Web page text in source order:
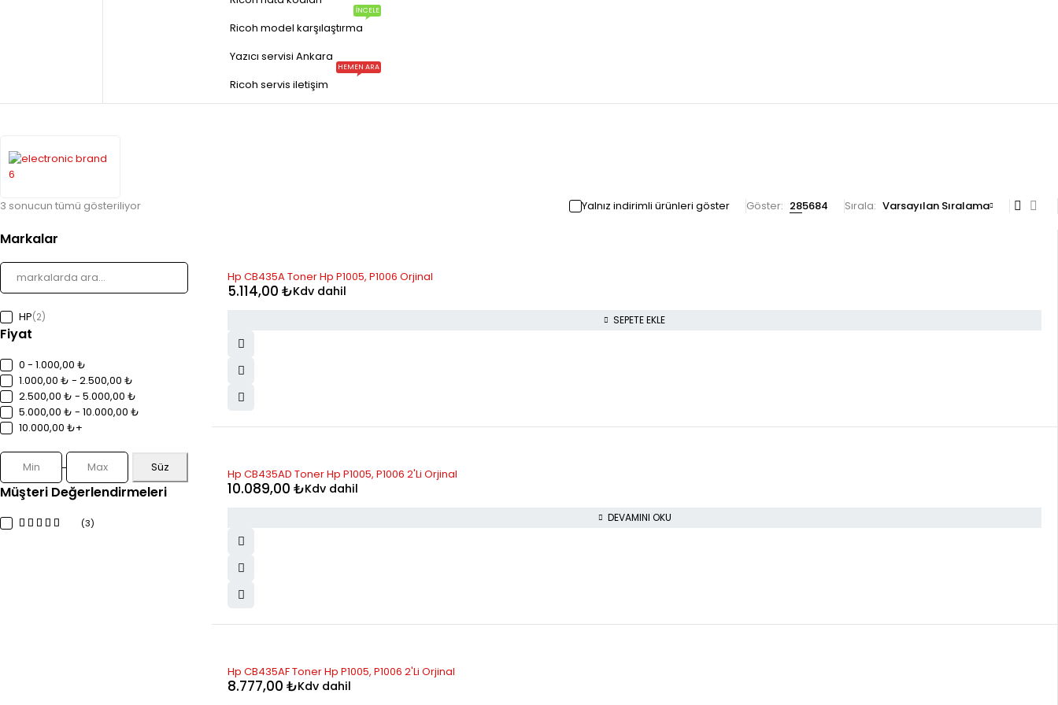
Ricoh model karşılaştırma
İNCELE
Yazıcı servisi Ankara
Ricoh servis iletişim
HEMEN ARA
Markalar
HP(2)
Fiyat
0 - 1.000,00 ₺
1.000,00 ₺ - 2.500,00 ₺
2.500,00 ₺ - 5.000,00 ₺
5.000,00 ₺ - 10.000,00 ₺
10.000,00 ₺+
Süz
Müşteri Değerlendirmeleri
(3)
3 sonucun tümü gösteriliyor Yalnız indirimli ürünleri göster Göster: 285684 Sırala Varsayılan Sıralama
Hp CB435A Toner Hp P1005, P1006 Orjinal
5.114,00 ₺Kdv dahil
SEPETE EKLE
STOK YOK
Hp CB435AD Toner Hp P1005, P1006 2'Li Orjinal
10.089,00 ₺Kdv dahil
DEVAMINI OKU
STOK YOK
Hp CB435AF Toner Hp P1005, P1006 2'Li Orjinal
8.777,00 ₺Kdv dahil